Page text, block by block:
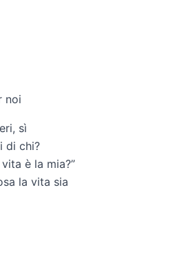
noi
sì
di chi?
è la mia?”
la vita sia